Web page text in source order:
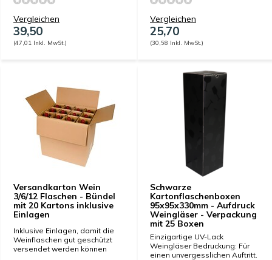
Vergleichen
39,50
(47,01 Inkl. MwSt.)
Vergleichen
25,70
(30,58 Inkl. MwSt.)
Versandkarton Wein
3/6/12 Flaschen - Bündel
mit 20 Kartons inklusive
Einlagen
Inklusive Einlagen, damit die
Weinflaschen gut geschützt
versendet werden können
Schwarze
Kartonflaschenboxen
95x95x330mm - Aufdruck
Weingläser - Verpackung
mit 25 Boxen
Einzigartige UV-Lack
Weingläser Bedruckung: Für
einen unvergesslichen Auftritt.